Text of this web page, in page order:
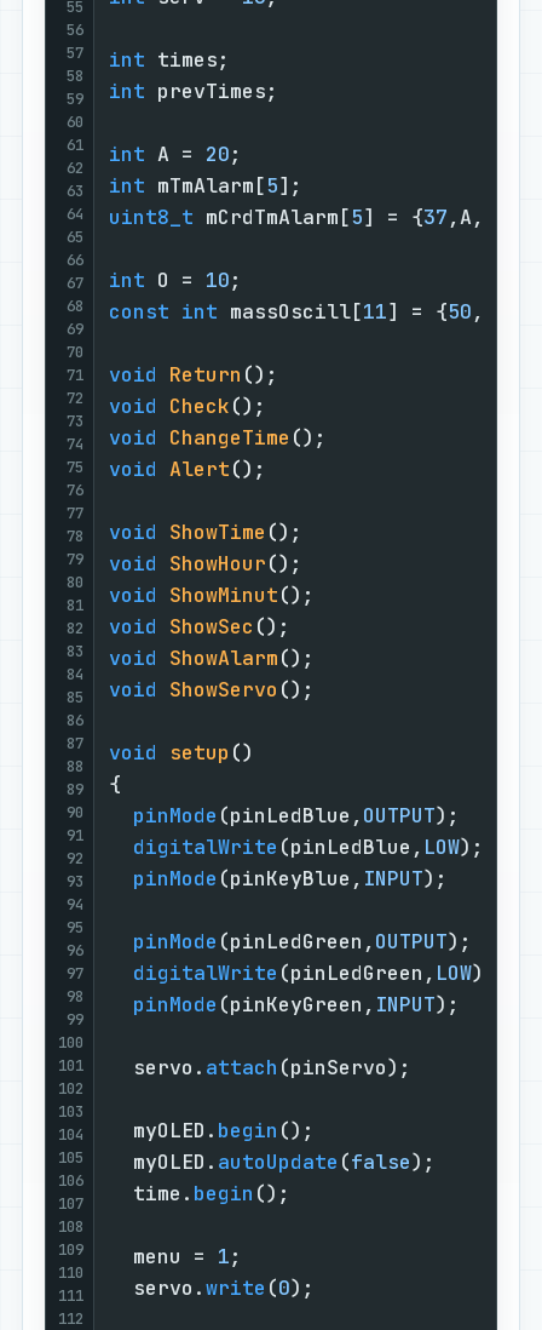
55
56
57
58
59
60
61
62
63
64
65
66
67
68
69
70
71
72
73
74
75
76
77
78
79
80
81
82
83
84
85
86
87
88
89
90
91
92
93
94
95
96
97
98
99
100
101
102
103
104
105
106
107
108
109
110
111
112
int
int
int A = 20
int mTmAlarm[5
uint8_t mCrdTmAlarm[5] = {37,A,A
int O = 10
const int massOscill[11] = {50,O,O
void Return ()
void Check()
void ChangeTime ()
void Alert()
void ShowTime ()
void ShowHour()
void ShowMinut()
void ShowSec ()
void ShowAlarm()
void ShowServo ()
void setup ()
pinMode (pinLedBlue, OUTPUT
digitalWrite (pinLedBlue, LOW
pinMode (pinKeyBlue, INPUT
pinMode (pinLedGreen, OUTPUT
digitalWrite (pinLedGreen, LOW
pinMode (pinKeyGreen, INPUT
  servo.
attach
  myOLED.
begin
  myOLED.
autoUpdate (false
  time.
begin
  menu =
1
  servo.
write (0